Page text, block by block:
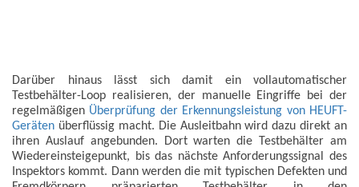
Darüber hinaus lässt sich damit ein vollautomatischer
Testbehälter-Loop realisieren, der manuelle Eingriffe bei der
regelmäßigen Überprüfung der Erkennungsleistung von HEUFT-
Geräten überflüssig macht. Die Ausleitbahn wird dazu direkt an
ihren Auslauf angebunden. Dort warten die Testbehälter am
Wiedereinsteigepunkt, bis das nächste Anforderungssignal des
Inspektors kommt. Dann werden die mit typischen Defekten und